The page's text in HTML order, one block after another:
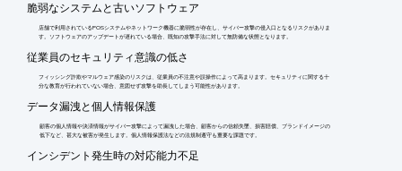
脆弱なシステムと古いソフトウェア
店舗で利用されているPOSシステムやネットワーク機器に脆弱性が存在し、サイバー攻撃の侵入口となるリスクがありま
す。ソフトウェアのアップデートが遅れている場合、既知の攻撃手法に対して無防備な状態となります。
従業員のセキュリティ意識の低さ
フィッシング詐欺やマルウェア感染のリスクは、従業員の不注意や誤操作によって高まります。セキュリティに関する十
分な教育が行われていない場合、意図せず攻撃を助長してしまう可能性があります。
データ漏洩と個人情報保護
顧客の個人情報や決済情報がサイバー攻撃によって漏洩した場合、顧客からの信頼失墜、損害賠償、ブランドイメージの
低下など、甚大な被害が発生します。個人情報保護法などの法規制遵守も重要な課題です。
インシデント発生時の対応能力不足